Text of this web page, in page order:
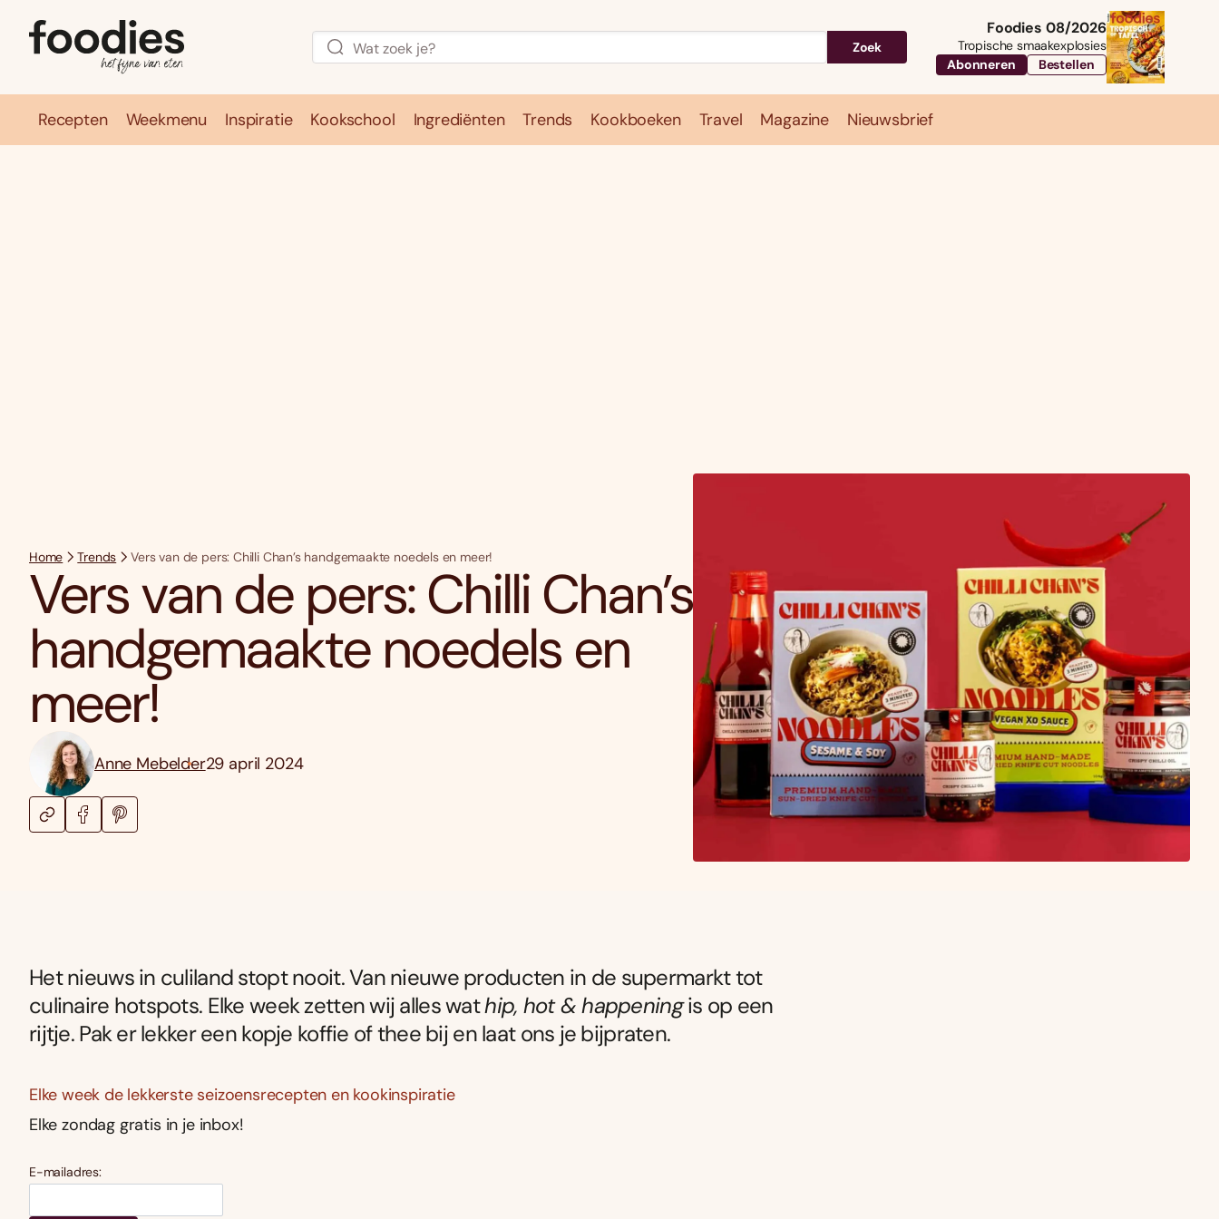
Zoek
Foodies 08/2026
Tropische smaakexplosies
Abonneren
Bestellen
Recepten Weekmenu Inspiratie Kookschool Ingrediënten Trends Kookboeken Travel Magazine Nieuwsbrief
Home Trends Vers van de pers: Chilli Chan’s handgemaakte noedels en meer!
Vers van de pers: Chilli Chan’s
handgemaakte noedels en
meer!
Anne Mebelder29 april 2024
Het nieuws in culiland stopt nooit. Van nieuwe producten in de supermarkt tot
culinaire hotspots. Elke week zetten wij alles wathip, hot & happeningis op een
rijtje. Pak er lekker een kopje koffie of thee bij en laat ons je bijpraten.
Elke week de lekkerste seizoensrecepten en kookinspiratie
Elke zondag gratis in je inbox!
E-mailadres: